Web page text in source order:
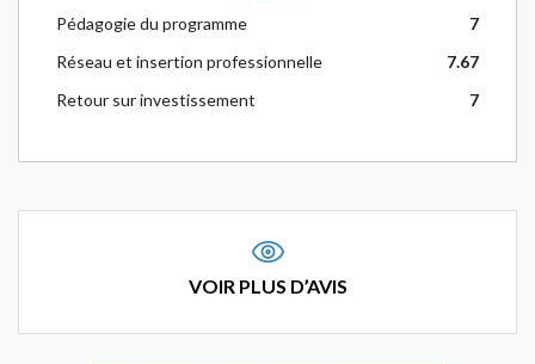
Pédagogie du programme
7
Réseau et insertion professionnelle
7.67
Retour sur investissement
7
VOIR PLUS D’AVIS